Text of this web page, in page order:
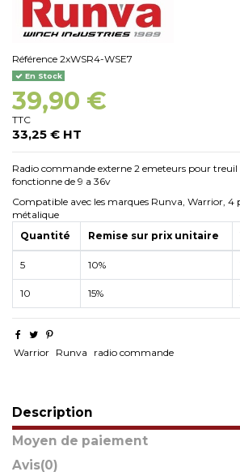
Référence 2xWSR4-WSE7
En Stock
39,90 €
TTC
33,25 € HT
Radio commande externe 2 emeteurs pour
fonctionne de 9 a 36v
Compatible avec les marques Runva, Warrior, 4
métalique
Quantité Remise sur prix unitaire
5 10%
10 15%
Warrior Runva radio commande
Description
Moyen de paiement
Avis(0)